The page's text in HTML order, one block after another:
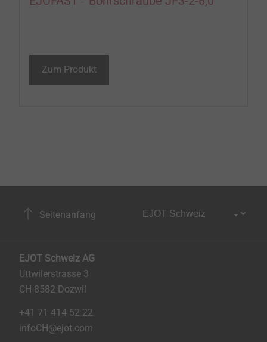
Zum Produkt
Seitenanfang
EJOT Schweiz AG
Uttwilerstrasse 3
CH-8582 Dozwil
+41 71 414 52 22
infoCH@ejot.com